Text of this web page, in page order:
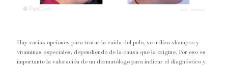
Hay varias opciones para tratar la caída del pelo, se utiliza shampoo y
vitaminas especiales, dependiendo de la causa que la origine. Por eso es
importante la valoración de un dermatólogo para indicar el diagnóstico y